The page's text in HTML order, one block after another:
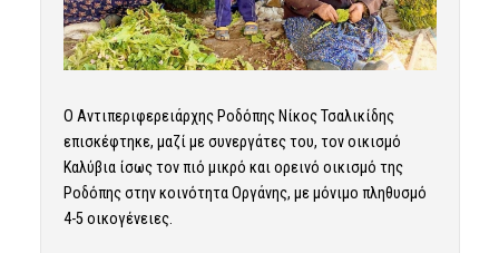
Ο Αντιπεριφερειάρχης Ροδόπης Νίκος Τσαλικίδης
επισκέφτηκε, μαζί με συνεργάτες του, τον οικισμό
Καλύβια ίσως τον πιό μικρό και ορεινό οικισμό της
Ροδόπης στην κοινότητα Οργάνης, με μόνιμο πληθυσμό
4-5 οικογένειες.